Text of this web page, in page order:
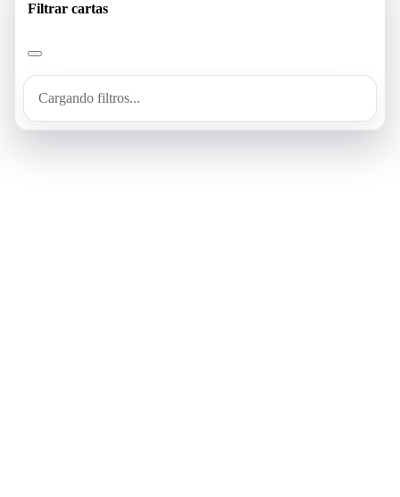
Filtrar cartas
Cargando filtros...